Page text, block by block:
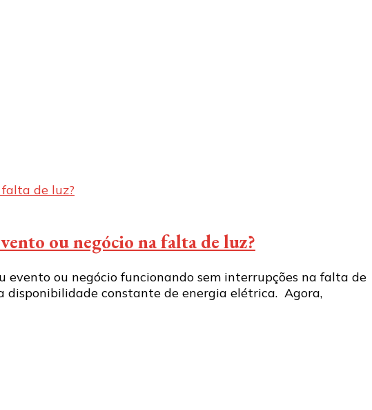
ou negócio na falta de luz?
evento ou negócio funcionando sem interrupções na falta de
constante de energia elétrica. Agora,